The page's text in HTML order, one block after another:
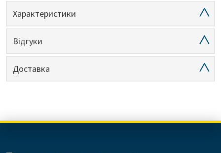
Характеристики
Відгуки
Доставка